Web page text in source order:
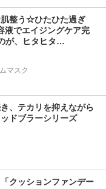
肌整う☆ひたひた過ぎ
液でエイジングケア完
が、ヒタヒタ…
マスク
、テカリを抑えながら
ドブラーシリーズ
クッションファンデー